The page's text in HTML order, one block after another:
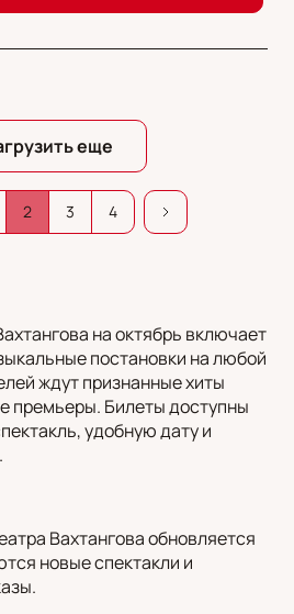
еще
2 3 4
на октябрь включает
постановки на любой
ждут признанные хиты
премьеры. Билеты доступны
удобную дату и
Вахтангова обновляется
новые спектакли и